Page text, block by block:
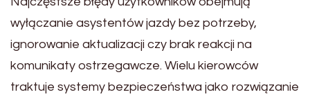
wyłączanie asystentów jazdy bez potrzeby,
ignorowanie aktualizacji czy brak reakcji na
komunikaty ostrzegawcze. Wielu kierowców
traktuje systemy bezpieczeństwa jako rozwiązanie